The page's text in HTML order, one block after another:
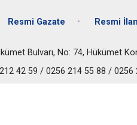
Resmi Gazate Resmi
Bulvarı, No: 74, Hükümet
42 59 / 0256 214 55 88 / 0256